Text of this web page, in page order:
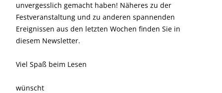
unvergesslich gemacht haben! Näheres zu der
Festveranstaltung und zu anderen spannenden
Ereignissen aus den letzten Wochen finden Sie in
diesem Newsletter.
Viel Spaß beim Lesen
wünscht